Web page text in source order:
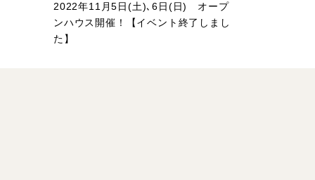
2022年11月5日(土)､6日(日) オープ
ンハウス開催！【イベント終了しまし
た】